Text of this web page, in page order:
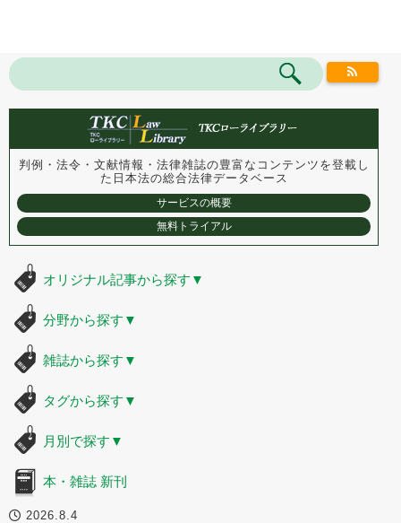
判例・法令・文献情報・法律雑誌の豊富なコンテンツを登載し
た 日本法の総合法律データベース
サービスの概要
無料トライアル
オリジナル記事から探す ▼
分野から探す ▼
雑誌から探す ▼
タグから探す ▼
月別で探す ▼
本・雑誌 新刊
2026.8.4